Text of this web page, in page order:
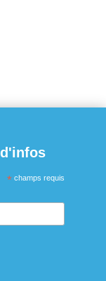
* champs requis